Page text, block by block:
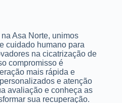
Asa Norte, unimos
cuidado humano para
na cicatrização de
compromisso é
mais rápida e
e atenção
avaliação e conheça as
sua recuperação.